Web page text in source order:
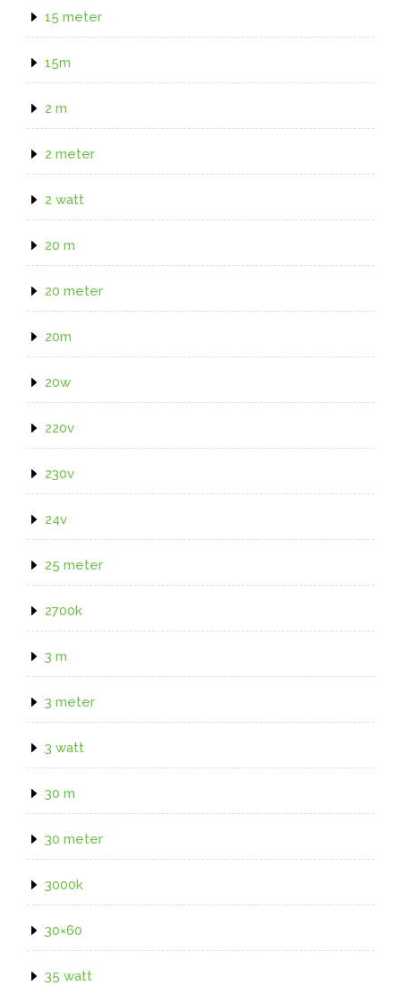
15 meter
15m
2 m
2 meter
2 watt
20 m
20 meter
20m
20w
220v
230v
24v
25 meter
2700k
3 m
3 meter
3 watt
30 m
30 meter
3000k
30×60
35 watt